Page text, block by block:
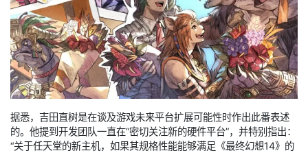
据悉，吉田直树是在谈及游戏未来平台扩展可能性时作出此番表述
的。他提到开发团队一直在“密切关注新的硬件平台”，并特别指出：
“关于任天堂的新主机，如果其规格性能能够满足《最终幻想14》的